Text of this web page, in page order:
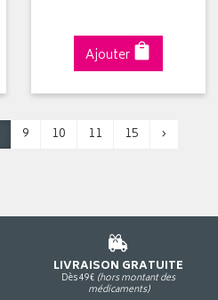
Ajouter
9 10 11 15
›
LIVRAISON GRATUITE
Dès 49€ (hors montant des
médicaments)